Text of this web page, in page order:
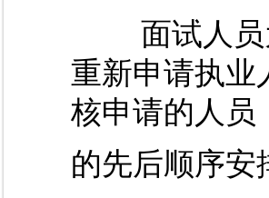
面试人员为
重新申请执业
核申请的人员
的先后顺序安